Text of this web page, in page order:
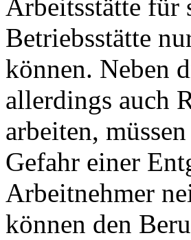
Arbeitsstätte für
Betriebsstätte
können. Neben
allerdings auch
arbeiten,
Gefahr einer
Arbeitnehmer
können den